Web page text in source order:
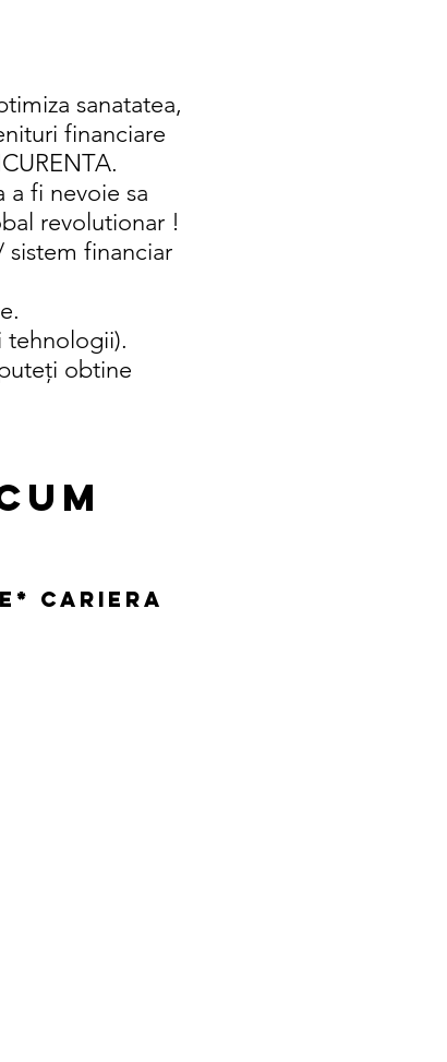
sanatatea,
financiare
fi nevoie sa
revolutionar !
financiar
tehnologii).
obtine
Cariera